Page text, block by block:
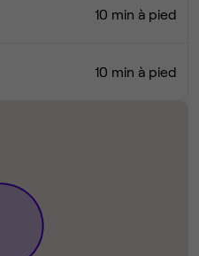
10 min à pied
10 min à pied